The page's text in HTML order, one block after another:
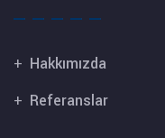
Hakkımızda
Referanslar